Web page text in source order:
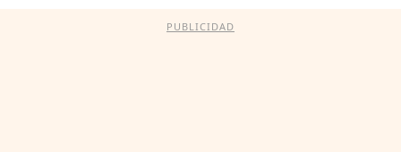
PUBLICIDAD